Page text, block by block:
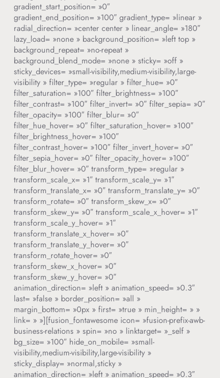
gradient_start_position= »0″
gradient_end_position= »100″ gradient_type= »linear »
radial_direction= »center center » linear_angle= »180″
lazy_load= »none » background_position= »left top »
background_repeat= »no-repeat »
background_blend_mode= »none » sticky= »off »
sticky_devices= »small-visibility,medium-visibility,large-
visibility » filter_type= »regular » filter_hue= »0″
filter_saturation= »100″ filter_brightness= »100″
filter_contrast= »100″ filter_invert= »0″ filter_sepia= »0″
filter_opacity= »100″ filter_blur= »0″
filter_hue_hover= »0″ filter_saturation_hover= »100″
filter_brightness_hover= »100″
filter_contrast_hover= »100″ filter_invert_hover= »0″
filter_sepia_hover= »0″ filter_opacity_hover= »100″
filter_blur_hover= »0″ transform_type= »regular »
transform_scale_x= »1″ transform_scale_y= »1″
transform_translate_x= »0″ transform_translate_y= »0″
transform_rotate= »0″ transform_skew_x= »0″
transform_skew_y= »0″ transform_scale_x_hover= »1″
transform_scale_y_hover= »1″
transform_translate_x_hover= »0″
transform_translate_y_hover= »0″
transform_rotate_hover= »0″
transform_skew_x_hover= »0″
transform_skew_y_hover= »0″
animation_direction= »left » animation_speed= »0.3″
last= »false » border_position= »all »
margin_bottom= »0px » first= »true » min_height= » »
link= » »][fusion_fontawesome icon= »fusion-prefix-awb-
business-relations » spin= »no » linktarget= »_self »
bg_size= »100″ hide_on_mobile= »small-
visibility,medium-visibility,large-visibility »
sticky_display= »normal,sticky »
animation_direction= »left » animation_speed= »0.3″